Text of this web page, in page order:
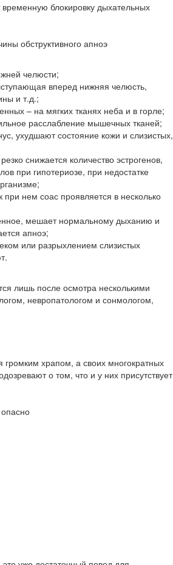
временную блокировку дыхательных
челюсти;
вперед нижняя челюсть,
и т.д.;
– на мягких тканях неба и в горле;
расслабление мышечных тканей;
ухудшают состояние кожи и слизистых,
снижается количество эстрогенов,
при гипотериозе, при недостатке
нем соас проявляется в несколько
мешает нормальному дыханию и
апноэ;
или разрыхлением слизистых
лишь после осмотра несколькими
невропатологом и сонмологом,
громким храпом, а своих многократных
о том, что и у них присутствует